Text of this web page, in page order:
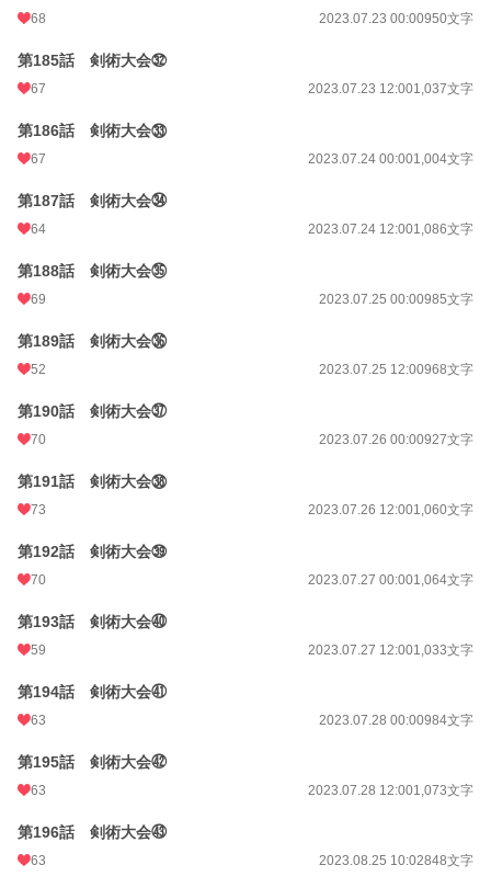
68 2023.07.23 00:00950文字
第185話 剣術大会㉜
67 2023.07.23 12:001,037文字
第186話 剣術大会㉝
67 2023.07.24 00:001,004文字
第187話 剣術大会㉞
64 2023.07.24 12:001,086文字
第188話 剣術大会㉟
69 2023.07.25 00:00985文字
第189話 剣術大会㊱
52 2023.07.25 12:00968文字
第190話 剣術大会㊲
70 2023.07.26 00:00927文字
第191話 剣術大会㊳
73 2023.07.26 12:001,060文字
第192話 剣術大会㊴
70 2023.07.27 00:001,064文字
第193話 剣術大会㊵
59 2023.07.27 12:001,033文字
第194話 剣術大会㊶
63 2023.07.28 00:00984文字
第195話 剣術大会㊷
63 2023.07.28 12:001,073文字
第196話 剣術大会㊸
63 2023.08.25 10:02848文字